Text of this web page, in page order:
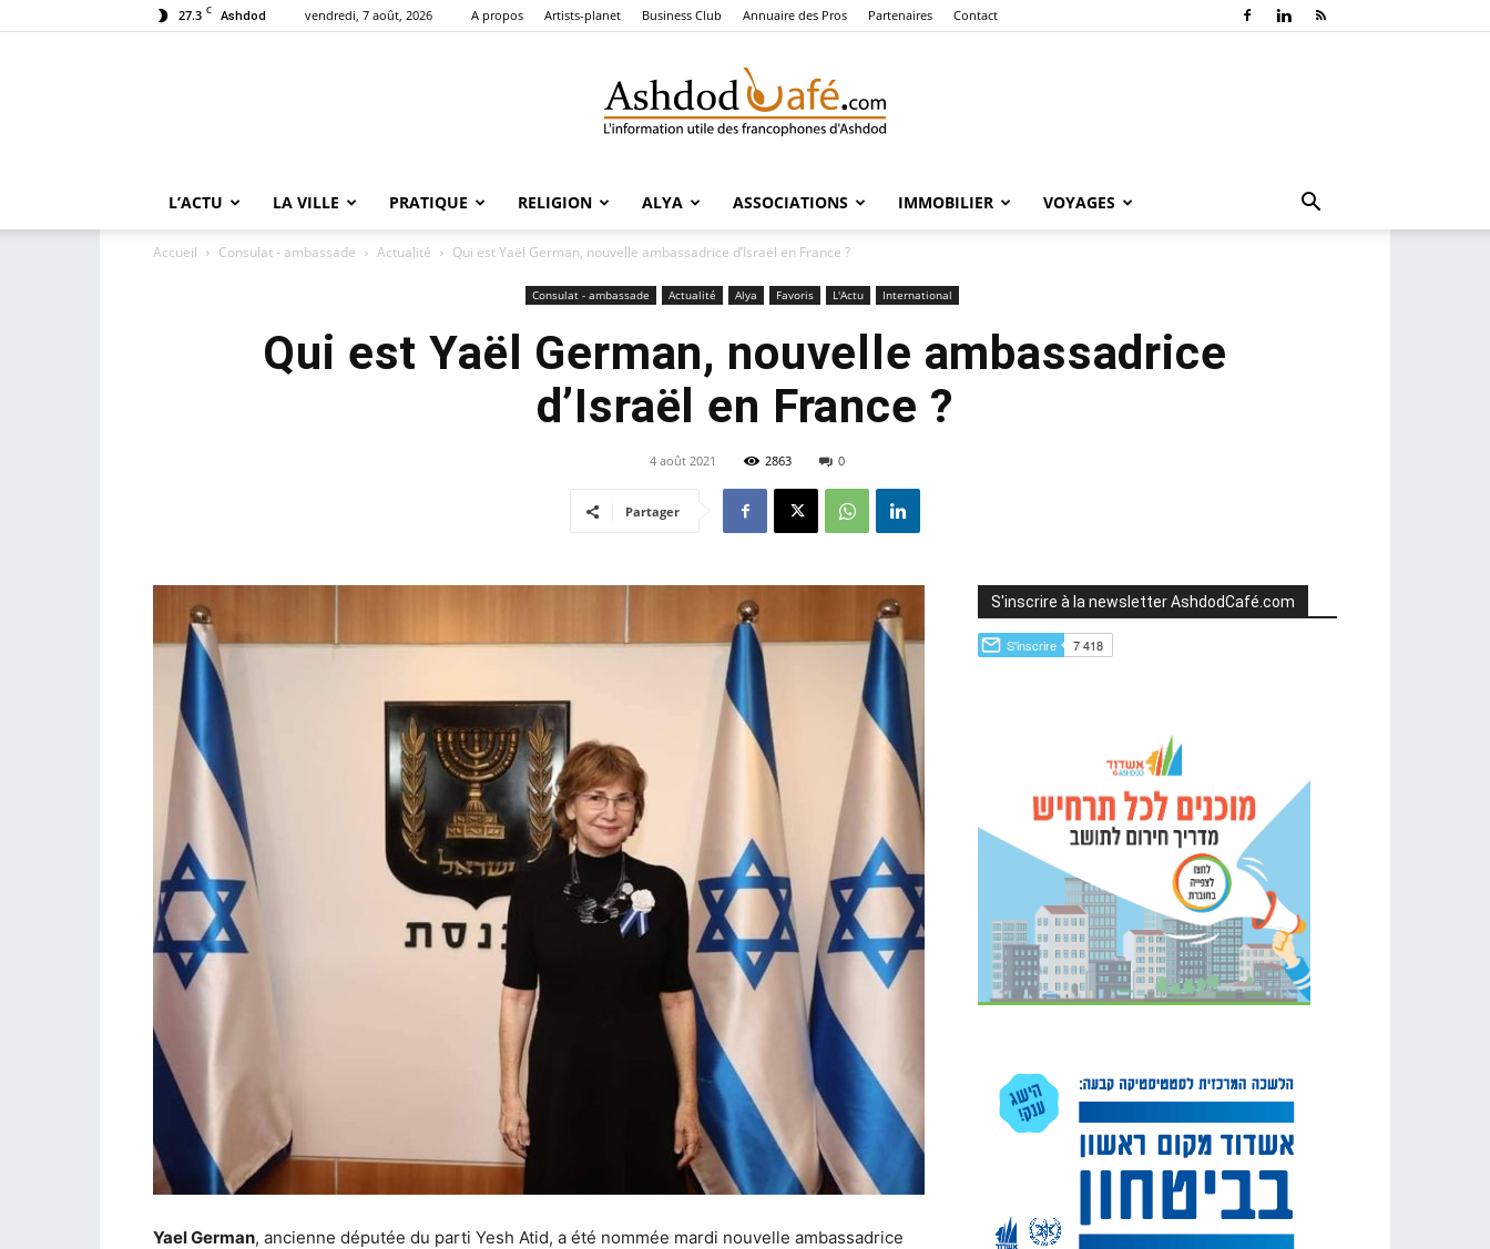
27.3 C Ashdod vendredi, 7 août, 2026 A propos Artists-planet Business Club Annuaire des Pros Partenaires Contact
Café
L’ACTU LA VILLE PRATIQUE RELIGION ALYA ASSOCIATIONS IMMOBILIER VOYAGES
Accueil Consulat - ambassade Actualité Qui est Yaël German, nouvelle ambassadrice d’Israël en France ?
Consulat - ambassade Actualité Alya Favoris L'Actu International
Qui est Yaël German, nouvelle ambassadrice
d’Israël en France ?
4 août 2021 2863 0
Partager
Yael German, ancienne députée du parti Yesh Atid, a été nommée mardi nouvelle ambassadrice
S'inscrire à la newsletter AshdodCafé.com